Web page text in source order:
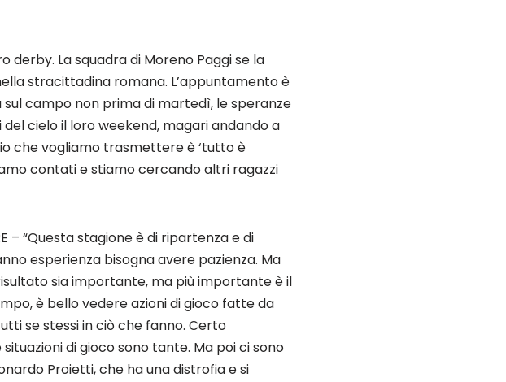
derby. La squadra di Moreno Paggi se la
stracittadina romana. L’appuntamento è
sul campo non prima di martedì, le speranze
cielo il loro weekend, magari andando a
che vogliamo trasmettere è ‘tutto è
contati e stiamo cercando altri ragazzi
– “Questa stagione è di ripartenza e di
esperienza bisogna avere pazienza. Ma
sia importante, ma più importante è il
è bello vedere azioni di gioco fatte da
se stessi in ciò che fanno. Certo
di gioco sono tante. Ma poi ci sono
Proietti, che ha una distrofia e si